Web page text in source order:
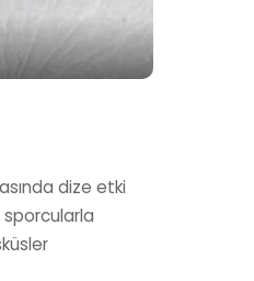
dize etki